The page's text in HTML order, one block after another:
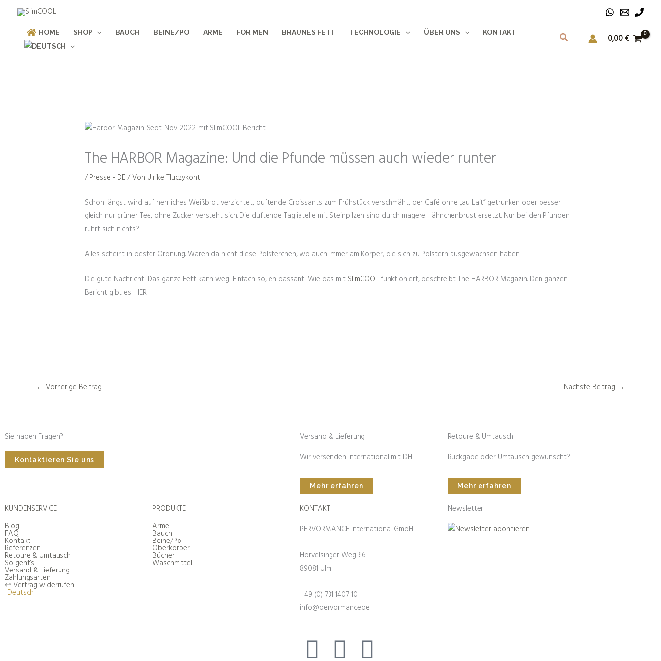
Weiter
HOME SHOP BAUCH BEINE/PO ARME FOR MEN BRAUNES FETT TECHNOLOGIE ÜBER UNS KONTAKT
0,00€
The HARBOR Magazine: Und die Pfunde müssen auch wieder runter
/ Presse - DE/ Von Ulrike Tluczykont
Schon längst wird auf herrliches Weißbrot verzichtet, duftende Croissants zum Frühstück verschmäht, der Café ohne „au Lait“ getrunken oder besser
gleich nur grüner Tee, ohne Zucker versteht sich. Die duftende Tagliatelle mit Steinpilzen sind durch magere Hähnchenbrust ersetzt. Nur bei den Pfunden
rührt sich nichts?
Alles scheint in bester Ordnung. Wären da nicht diese Pölsterchen, wo auch immer am Körper, die sich zu Polstern ausgewachsen haben.
Die gute Nachricht: Das ganze Fett kann weg! Einfach so, en passant! Wie das mit SlimCOOLfunktioniert, beschreibt The HARBOR Magazin. Den ganzen
Bericht gibt es HIER
← Vorherige Beitrag Nächste Beitrag →
Sie haben Fragen?
Kontaktieren Sie uns
Versand & Lieferung
Wir versenden international mit DHL.
Mehr erfahren
Retoure & Umtausch
Rückgabe oder Umtausch gewünscht?
Mehr erfahren
KUNDENSERVICE
Blog
FAQ
Kontakt
Referenzen
Retoure & Umtausch
So geht’s
Versand & Lieferung
Zahlungsarten
↩︎ Vertrag widerrufen
Deutsch
PRODUKTE
Arme
Bauch
Beine/Po
Oberkörper
Bücher
Waschmittel
KONTAKT
PERVORMANCE international GmbH
Hörvelsinger Weg 66
89081 Ulm
+49 (0) 731 1407 10
info@pervormance.de
Facebook
Youtube
Instagram
Newsletter
Products
search